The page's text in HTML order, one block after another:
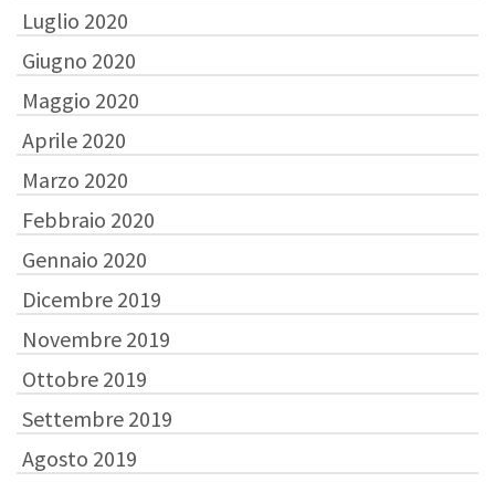
Luglio 2020
Giugno 2020
Maggio 2020
Aprile 2020
Marzo 2020
Febbraio 2020
Gennaio 2020
Dicembre 2019
Novembre 2019
Ottobre 2019
Settembre 2019
Agosto 2019